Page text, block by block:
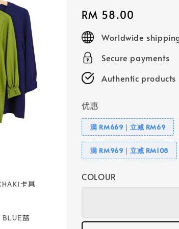
Regular
price
RM 58.00
Worldwide
Secure payments
Authentic products
优惠
满 RM669｜立减 RM69
满 RM969｜立减 RM108
COLOUR